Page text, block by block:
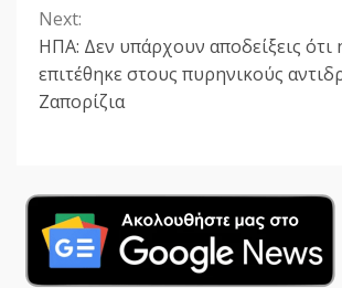
Next:
ΗΠΑ: Δεν υπάρχουν αποδείξεις ότι
επιτέθηκε στους πυρηνικούς
Ζαπορίζια